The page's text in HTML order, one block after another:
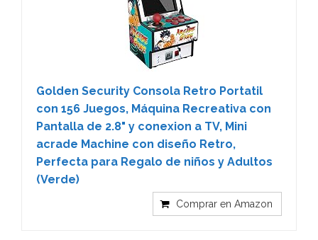
Golden Security Consola Retro Portatil
con 156 Juegos, Máquina Recreativa con
Pantalla de 2.8" y conexion a TV, Mini
acrade Machine con diseño Retro,
Perfecta para Regalo de niños y Adultos
(Verde)
Comprar en Amazon